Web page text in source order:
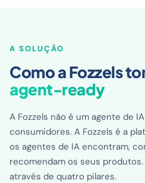
A SOLUÇÃO
Como a Fozzels
agent-ready
A Fozzels não é um agente de
consumidores. A Fozzels é a
os agentes de IA encontram,
recomendam os seus
através de quatro pilares.